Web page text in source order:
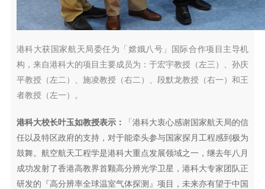
港科大获国家航天局委任为「嫦娥八号」国际合作项目主导机
构，来自港科大的项目主要成员为：于宏宇教授（左三）、孙庆
平教授（左二）、施凌教授（右二）、段默龙教授（右一）和王
者教授（左一）。
港科大校长叶玉如教授表示：
「港科大衷心感谢国家航天局的信
任以及特区政府的支持，对于能牵头参与国家探月工程感到极为
鼓舞。航空航天工程学是港科大重点发展领域之一，继去年八月
成功发射了香港高教界首颗高分辨光学卫星，港科大专家团队正
研发的『高分辨率全球温室气体探测』项目，未来亦有望于中国